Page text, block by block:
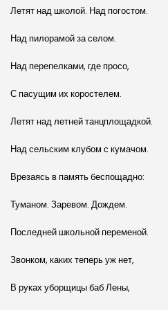
Летят над школой. Над погостом.
Над пилорамой за селом.
Над перепелками, где просо,
С пасущим их коростелем.
Летят над летней танцплощадкой.
Над сельским клубом с кумачом.
Врезаясь в память беспощадно:
Туманом. Заревом. Дождем.
Последней школьной переменой.
Звонком, каких теперь уж нет,
В руках уборщицы баб Лены,